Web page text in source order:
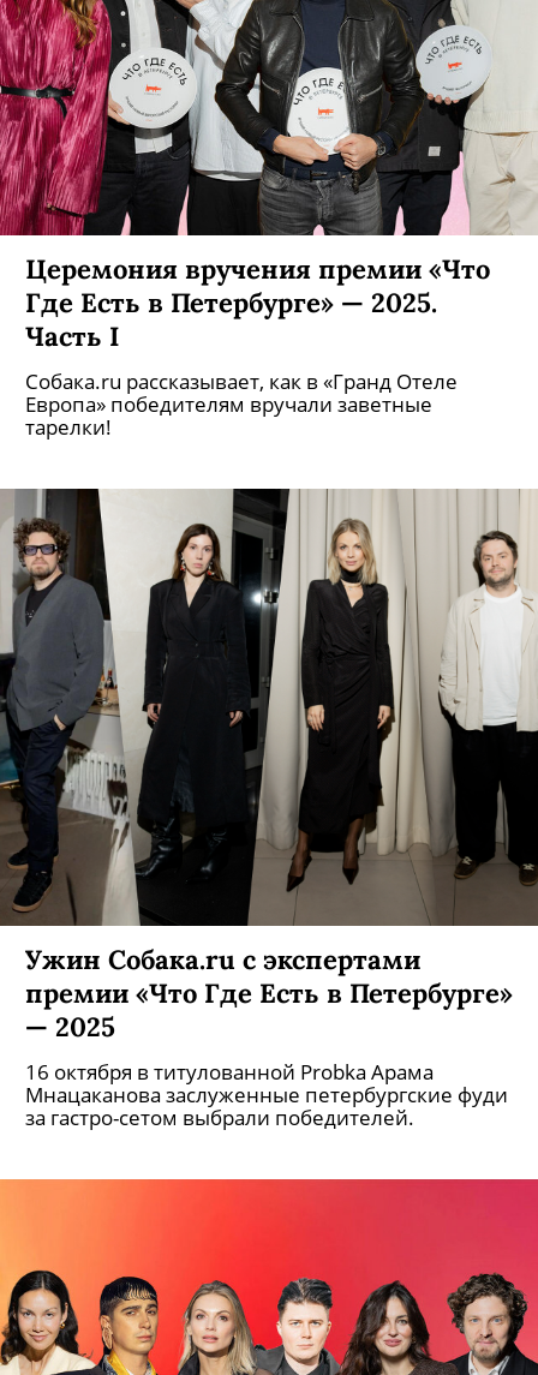
Церемония вручения премии «Что
Где Есть в Петербурге» — 2025.
Часть I
Собака.ru рассказывает, как в «Гранд Отеле
Европа» победителям вручали заветные
тарелки!
Ужин Собака.ru с экспертами
премии «Что Где Есть в Петербурге»
— 2025
16 октября в титулованной Probka Арама
Мнацаканова заслуженные петербургские фуди
за гастро-сетом выбрали победителей.